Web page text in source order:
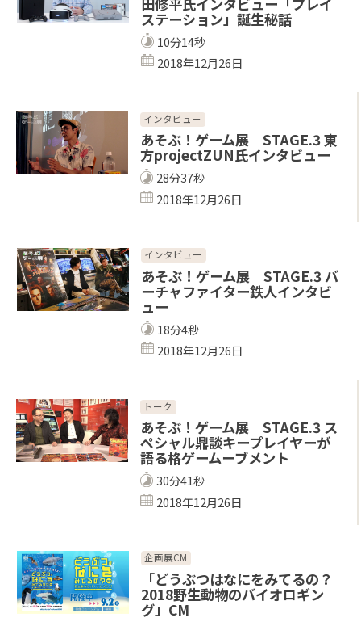
ステーション」誕生秘話
10分14秒
2018年12月26日
インタビュー
あそぶ！ゲーム展 STAGE.3 東
方projectZUN氏インタビュー
28分37秒
2018年12月26日
インタビュー
あそぶ！ゲーム展 STAGE.3 バ
ーチャファイター鉄人インタビ
ュー
18分4秒
2018年12月26日
トーク
あそぶ！ゲーム展 STAGE.3 ス
ペシャル鼎談キープレイヤーが
語る格ゲームーブメント
30分41秒
2018年12月26日
企画展CM
「どうぶつはなにをみてるの？
2018野生動物のバイオロギン
グ」CM